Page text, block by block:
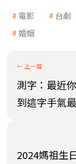
電影 台劇
婚姻
測字：最近
到這字手氣
2024媽祖生